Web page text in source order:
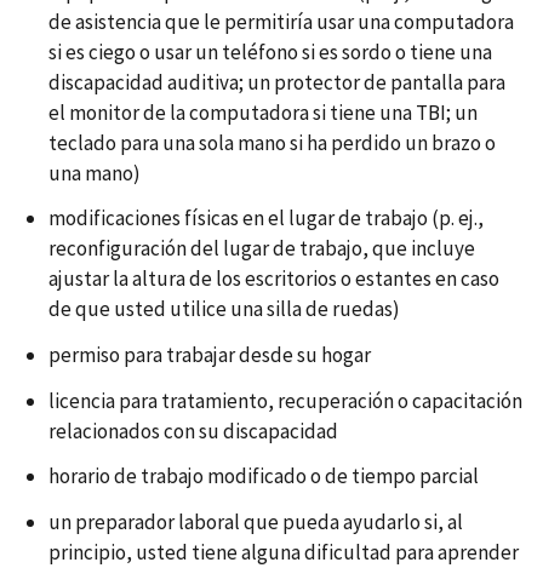
de asistencia que le permitiría usar una computadora
si es ciego o usar un teléfono si es sordo o tiene una
discapacidad auditiva; un protector de pantalla para
el monitor de la computadora si tiene una TBI; un
teclado para una sola mano si ha perdido un brazo o
una mano)
modificaciones físicas en el lugar de trabajo (p. ej.,
reconfiguración del lugar de trabajo, que incluye
ajustar la altura de los escritorios o estantes en caso
de que usted utilice una silla de ruedas)
permiso para trabajar desde su hogar
licencia para tratamiento, recuperación o capacitación
relacionados con su discapacidad
horario de trabajo modificado o de tiempo parcial
un preparador laboral que pueda ayudarlo si, al
principio, usted tiene alguna dificultad para aprender